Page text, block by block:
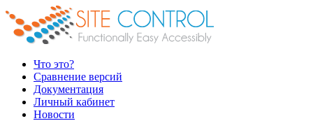
Что это?
Сравнение версий
Документация
Личный кабинет
Новости